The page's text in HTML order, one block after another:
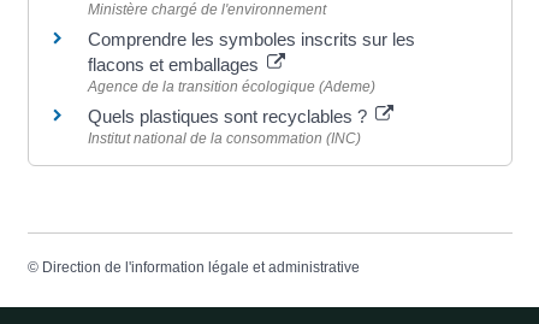
Ministère chargé de l'environnement
Comprendre les symboles inscrits sur les
flacons et emballages
Agence de la transition écologique (Ademe)
Quels plastiques sont recyclables ?
Institut national de la consommation (INC)
© Direction de l'information légale et administrative